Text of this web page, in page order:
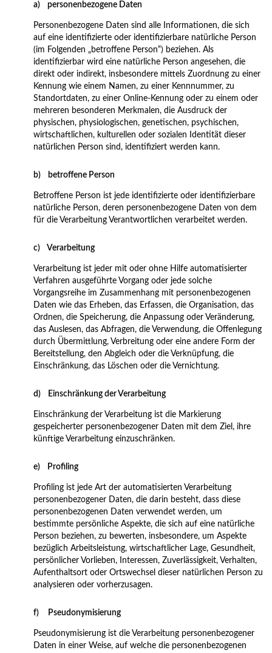
a) personenbezogene Daten
Personenbezogene Daten sind alle Informationen, die sich
auf eine identifizierte oder identifizierbare natürliche Person
(im Folgenden „betroffene Person“) beziehen. Als
identifizierbar wird eine natürliche Person angesehen, die
direkt oder indirekt, insbesondere mittels Zuordnung zu einer
Kennung wie einem Namen, zu einer Kennnummer, zu
Standortdaten, zu einer Online-Kennung oder zu einem oder
mehreren besonderen Merkmalen, die Ausdruck der
physischen, physiologischen, genetischen, psychischen,
wirtschaftlichen, kulturellen oder sozialen Identität dieser
natürlichen Person sind, identifiziert werden kann.
b) betroffene Person
Betroffene Person ist jede identifizierte oder identifizierbare
natürliche Person, deren personenbezogene Daten von dem
für die Verarbeitung Verantwortlichen verarbeitet werden.
c) Verarbeitung
Verarbeitung ist jeder mit oder ohne Hilfe automatisierter
Verfahren ausgeführte Vorgang oder jede solche
Vorgangsreihe im Zusammenhang mit personenbezogenen
Daten wie das Erheben, das Erfassen, die Organisation, das
Ordnen, die Speicherung, die Anpassung oder Veränderung,
das Auslesen, das Abfragen, die Verwendung, die Offenlegung
durch Übermittlung, Verbreitung oder eine andere Form der
Bereitstellung, den Abgleich oder die Verknüpfung, die
Einschränkung, das Löschen oder die Vernichtung.
d) Einschränkung der Verarbeitung
Einschränkung der Verarbeitung ist die Markierung
gespeicherter personenbezogener Daten mit dem Ziel, ihre
künftige Verarbeitung einzuschränken.
e) Profiling
Profiling ist jede Art der automatisierten Verarbeitung
personenbezogener Daten, die darin besteht, dass diese
personenbezogenen Daten verwendet werden, um
bestimmte persönliche Aspekte, die sich auf eine natürliche
Person beziehen, zu bewerten, insbesondere, um Aspekte
bezüglich Arbeitsleistung, wirtschaftlicher Lage, Gesundheit,
persönlicher Vorlieben, Interessen, Zuverlässigkeit, Verhalten,
Aufenthaltsort oder Ortswechsel dieser natürlichen Person zu
analysieren oder vorherzusagen.
f) Pseudonymisierung
Pseudonymisierung ist die Verarbeitung personenbezogener
Daten in einer Weise, auf welche die personenbezogenen